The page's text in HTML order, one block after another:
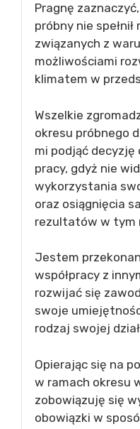
Pragnę
próbny nie
związanych z
możliwościami
klimatem w
Wszelkie
okresu próbnego
mi podjąć
pracy, gdyż nie
wykorzystania
oraz osiągnięcia
rezultatów w tym
Jestem
współpracy z
rozwijać się
swoje
rodzaj swojej
Opierając się na
w ramach okresu
zobowiązuję się
obowiązki w